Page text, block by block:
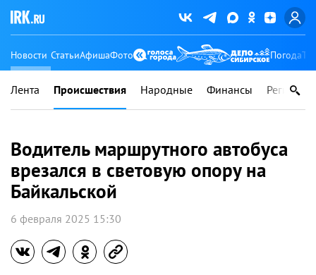
Новости СтатьиАфишаФото Погода
Лента Происшествия Народные Финансы Регионы
Водитель маршрутного автобуса
врезался в световую опору на
Байкальской
6 февраля 2025 15:30